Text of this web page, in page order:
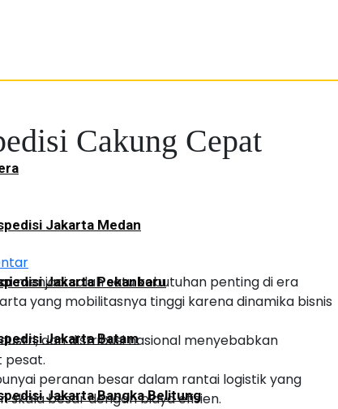
Jakarta Medan
Jakarta Pekanbaru
Jakarta Batam
Jakarta Bangka Belitung
Cakung Cepat
menjadi salah satu kebutuhan penting di era
yang mobilitasnya tinggi karena dinamika bisnis
dan distribusi nasional menyebabkan
pesat.
peranan besar dalam rantai logistik yang
besar dengan biaya efisien.